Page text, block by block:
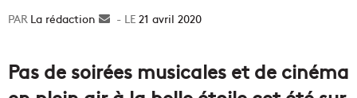
La rédaction
Envoyer21 avril 2020
Pas de soirées musicales et de cinéma